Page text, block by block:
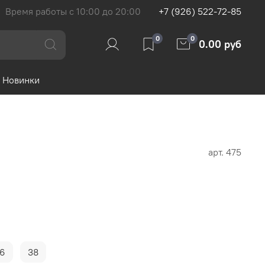
Время работы с 10:00 до 20:00 +7 (926) 522-72-85
0 0 0.00 руб
Новинки
арт. 475
38